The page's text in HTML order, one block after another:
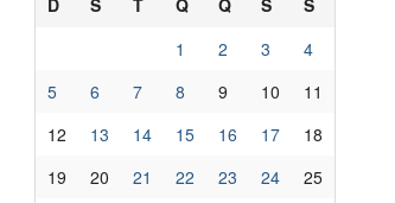
D S T Q Q S
S
1
2 3
4
5
6 7 8 9 10
11
12
13 14 15 16 17
18
19
20 21 22 23 24
25